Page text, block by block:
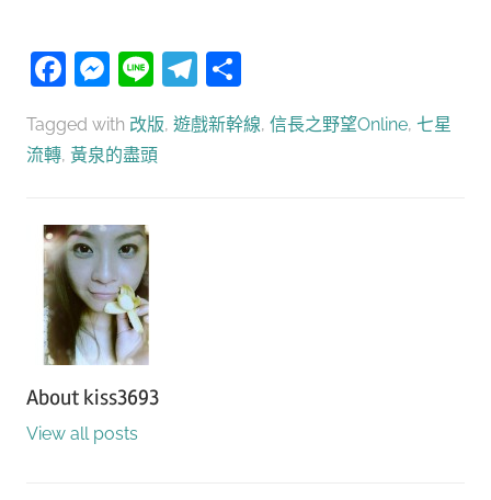
Facebook
Messenger
LineTelegram
Tagged with 改版, 遊戲新幹線, 信長之野望Online, 七星
流轉, 黃泉的盡頭
About kiss3693
View all posts